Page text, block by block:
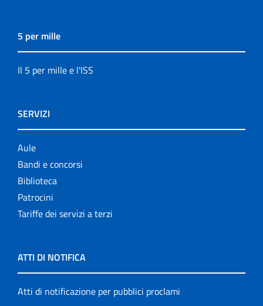
5 per mille
Il 5 per mille e l'ISS
SERVIZI
Aule
Bandi e concorsi
Biblioteca
Patrocini
Tariffe dei servizi a terzi
ATTI DI NOTIFICA
Atti di notificazione per pubblici proclami